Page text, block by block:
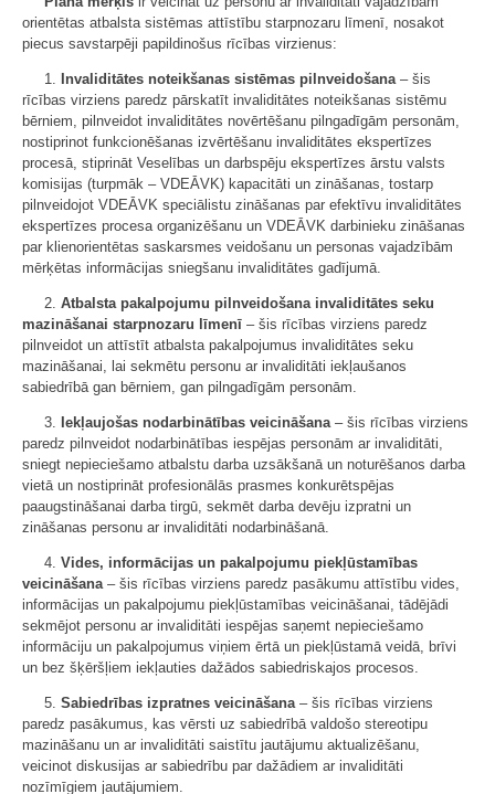
orientētas atbalsta sistēmas attīstību starpnozaru līmenī, nosakot
piecus savstarpēji papildinošus rīcības virzienus:
1. Invaliditātes noteikšanas sistēmas pilnveidošana – šis
rīcības virziens paredz pārskatīt invaliditātes noteikšanas sistēmu
bērniem, pilnveidot invaliditātes novērtēšanu pilngadīgām personām,
nostiprinot funkcionēšanas izvērtēšanu invaliditātes ekspertīzes
procesā, stiprināt Veselības un darbspēju ekspertīzes ārstu valsts
komisijas (turpmāk – VDEĀVK) kapacitāti un zināšanas, tostarp
pilnveidojot VDEĀVK speciālistu zināšanas par efektīvu invaliditātes
ekspertīzes procesa organizēšanu un VDEĀVK darbinieku zināšanas
par klienorientētas saskarsmes veidošanu un personas vajadzībām
mērķētas informācijas sniegšanu invaliditātes gadījumā.
2. Atbalsta pakalpojumu pilnveidošana invaliditātes seku
mazināšanai starpnozaru līmenī – šis rīcības virziens paredz
pilnveidot un attīstīt atbalsta pakalpojumus invaliditātes seku
mazināšanai, lai sekmētu personu ar invaliditāti iekļaušanos
sabiedrībā gan bērniem, gan pilngadīgām personām.
3. Iekļaujošas nodarbinātības veicināšana – šis rīcības virziens
paredz pilnveidot nodarbinātības iespējas personām ar invaliditāti,
sniegt nepieciešamo atbalstu darba uzsākšanā un noturēšanos darba
vietā un nostiprināt profesionālās prasmes konkurētspējas
paaugstināšanai darba tirgū, sekmēt darba devēju izpratni un
zināšanas personu ar invaliditāti nodarbināšanā.
4. Vides, informācijas un pakalpojumu piekļūstamības
veicināšana – šis rīcības virziens paredz pasākumu attīstību vides,
informācijas un pakalpojumu piekļūstamības veicināšanai, tādējādi
sekmējot personu ar invaliditāti iespējas saņemt nepieciešamo
informāciju un pakalpojumus viņiem ērtā un piekļūstamā veidā, brīvi
un bez šķēršļiem iekļauties dažādos sabiedriskajos procesos.
5. Sabiedrības izpratnes veicināšana – šis rīcības virziens
paredz pasākumus, kas vērsti uz sabiedrībā valdošo stereotipu
mazināšanu un ar invaliditāti saistītu jautājumu aktualizēšanu,
veicinot diskusijas ar sabiedrību par dažādiem ar invaliditāti
nozīmīgiem jautājumiem.